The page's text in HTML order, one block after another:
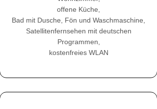
offene Küche,
Bad mit Dusche, Fön und Waschmaschine,
Satellitenfernsehen mit deutschen
Programmen,
kostenfreies WLAN